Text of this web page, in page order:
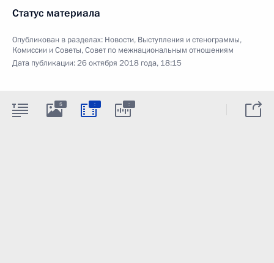
Статус материала
Опубликован в разделах: Новости, Выступления и стенограммы,
Комиссии и Советы,Совет по межнациональным отношениям
Дата публикации:26 октября 2018 года, 18:15
5 : :